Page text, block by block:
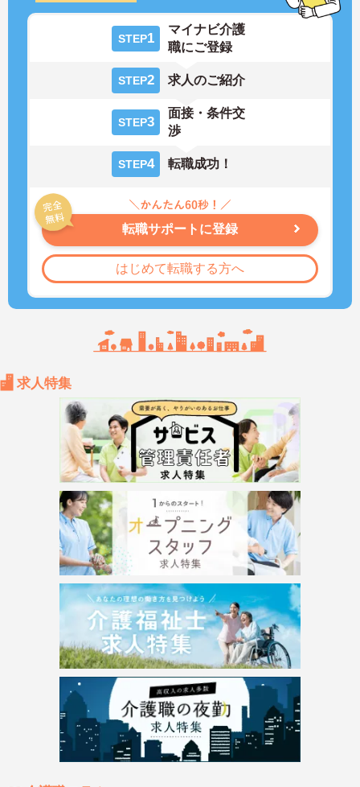
STEP1
マイナビ介護
職にご登録
STEP2 求人のご紹介
STEP3
面接・条件交
渉
STEP4 転職成功！
転職サポートに登録
はじめて転職する方へ
求人特集